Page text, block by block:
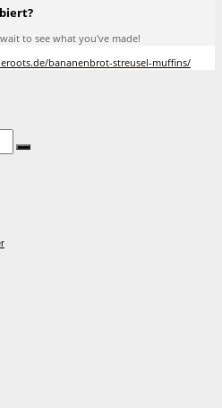
to see what you've made!
bananenbrot-streusel-muffins/